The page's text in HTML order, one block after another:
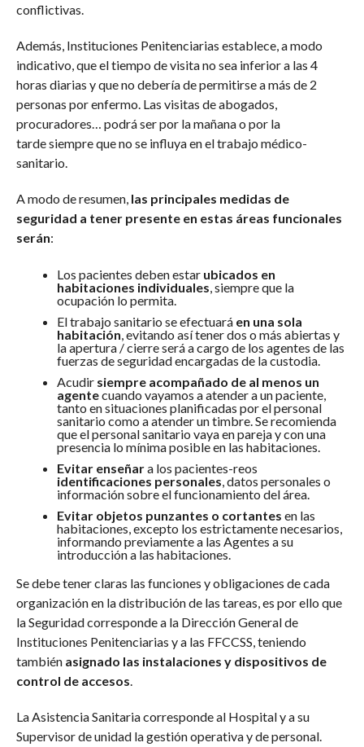
conflictivas.
Además, Instituciones Penitenciarias establece, a modo
indicativo, que el tiempo de visita no sea inferior a las 4
horas diarias y que no debería de permitirse a más de 2
personas por enfermo. Las visitas de abogados,
procuradores… podrá ser por la mañana o por la
tarde siempre que no se influya en el trabajo médico-
sanitario.
A modo de resumen, las principales medidas de
seguridad a tener presente en estas áreas funcionales
serán:
Los pacientes deben estar ubicados en
habitaciones individuales , siempre que la
ocupación lo permita.
El trabajo sanitario se efectuará en una sola
habitación , evitando así tener dos o más abiertas y
la apertura / cierre será a cargo de los agentes de las
fuerzas de seguridad encargadas de la custodia.
Acudir siempre acompañado de al menos un
agentecuando vayamos a atender a un paciente,
tanto en situaciones planificadas por el personal
sanitario como a atender un timbre. Se recomienda
que el personal sanitario vaya en pareja y con una
presencia lo mínima posible en las habitaciones.
Evitar enseñara los pacientes-reos
identificaciones personales , datos personales o
información sobre el funcionamiento del área.
Evitar objetos punzantes o cortantes en las
habitaciones, excepto los estrictamente necesarios,
informando previamente a las Agentes a su
introducción a las habitaciones.
Se debe tener claras las funciones y obligaciones de cada
organización en la distribución de las tareas, es por ello que
la Seguridad corresponde a la Dirección General de
Instituciones Penitenciarias y a las FFCCSS, teniendo
también asignado las instalaciones y dispositivos de
control de accesos
La Asistencia Sanitaria corresponde al Hospital y a su
Supervisor de unidad la gestión operativa y de personal.